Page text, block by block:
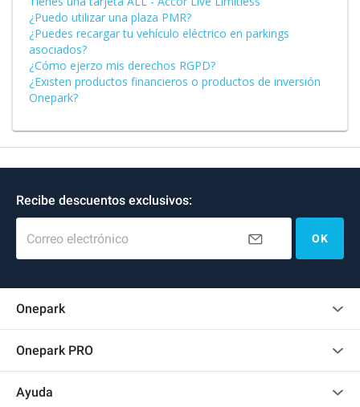
¿Puedo utilizar una plaza PMR?
¿Puedes recargar tu vehículo eléctrico en parkings
asociados?
¿Cómo ejerzo mis derechos RGPD?
¿Existen productos financieros o productos de inversión
Onepark?
Recibe descuentos exclusivos:
Correo electrónico OK
Onepark
Onepark PRO
Convertirse en colaborador
Ayuda